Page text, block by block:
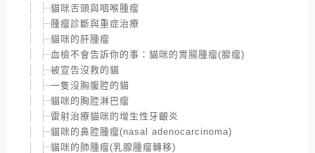
貓咪舌頭與咽喉腫瘤
腫瘤診斷與重症治療
貓咪的肝腫瘤
血檢不會告訴你的事：貓咪的胃腸腫瘤(腺瘤)
被宣告沒救的貓
一隻沒胸腹腔的貓
貓咪的胸腔淋巴瘤
雷射治療貓咪的增生性牙齦炎
貓咪的鼻腔腫瘤(nasal adenocarcinoma)
貓咪的肺腫瘤(乳腺腫瘤轉移)